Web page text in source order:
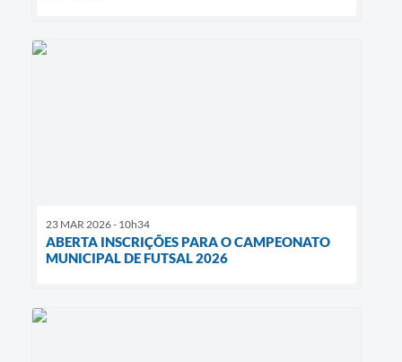
23 MAR 2026 - 10h34
ABERTA INSCRIÇÕES PARA O CAMPEONATO
MUNICIPAL DE FUTSAL 2026